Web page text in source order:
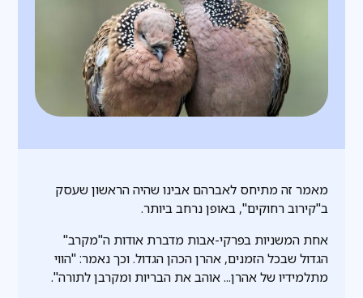
מאמר זה מתיחס לאברהם אבינו שהיה הראשון שעסק
ב"קירוב רחוקים", באופן נרחב ביותר.
אחת המשניות בפרקי-אבות מדברת אודות ה"מקרב"
הגדול שבכל הזמנים, אהרן הכהן הגדול. וכך נאמר: "הווי
מתלמידיו של אהרן... אוהב את הבריות ומקרבן לתורה".